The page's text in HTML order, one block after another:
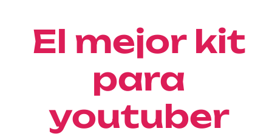
El mejor kit
para
youtuber